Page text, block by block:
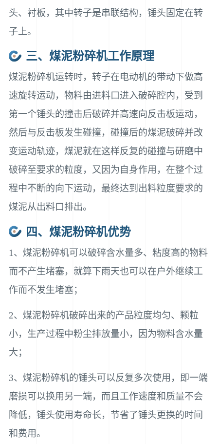
头、衬板，其中转子是串联结构，锤头固定在转
子上。
三、煤泥粉碎机工作原理
煤泥粉碎机运转时，转子在电动机的带动下做高
速旋转运动，物料由进料口进入破碎腔内，受到
第一个锤头的撞击后破碎并高速向反击板运动，
然后与反击板发生碰撞，碰撞后的煤泥破碎并改
变运动轨迹，煤泥就在这样反复的碰撞与研磨中
破碎至要求的粒度，又因为自身作用，在整个过
程中不断的向下运动，最终达到出料粒度要求的
煤泥从出料口排出。
四、煤泥粉碎机优势
1、煤泥粉碎机可以破碎含水量多、粘度高的物料
而不产生堵塞，就算下雨天也可以在户外继续工
作而不发生堵塞；
2、煤泥粉碎机破碎出来的产品粒度均匀、颗粒
小，生产过程中粉尘排放量小，因为物料含水量
大；
3、煤泥粉碎机的锤头可以反复多次使用，即一端
磨损可以换用另一端，而且工作速度和质量不会
降低，锤头使用寿命长，节省了锤头更换的时间
和费用。